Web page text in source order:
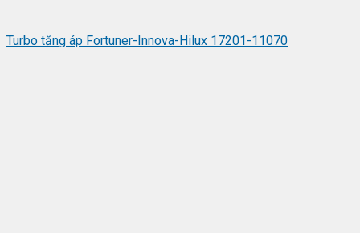
Turbo tăng áp Fortuner-Innova-Hilux 17201-11070